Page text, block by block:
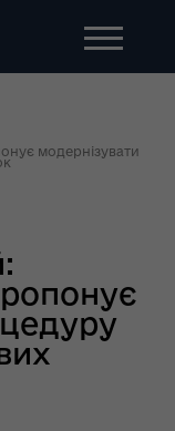
модернізувати